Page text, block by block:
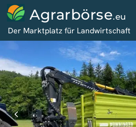
Agrarbörse.eu
Der Marktplatz für Landwirtschaft